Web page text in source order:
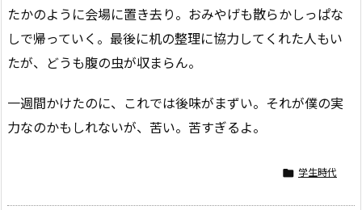
たかのように会場に置き去り。おみやげも散らかしっぱな
しで帰っていく。最後に机の整理に協力してくれた人もい
たが、どうも腹の虫が収まらん。
一週間かけたのに、これでは後味がまずい。それが僕の実
力なのかもしれないが、苦い。苦すぎるよ。
 学生時代